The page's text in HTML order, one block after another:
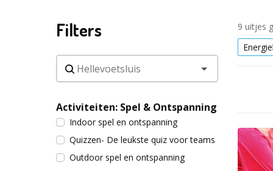
Filters
Activiteiten: Spel & Ontspanning
Indoor spel en ontspanning
Quizzen- De leukste quiz voor teams
Outdoor spel en ontspanning
9 uitjes